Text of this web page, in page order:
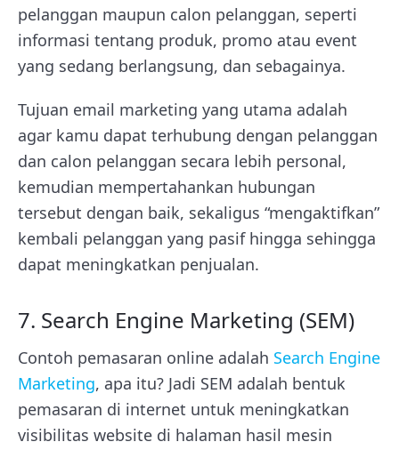
pelanggan maupun calon pelanggan, seperti
informasi tentang produk, promo atau event
yang sedang berlangsung, dan sebagainya.
Tujuan email marketing yang utama adalah
agar kamu dapat terhubung dengan pelanggan
dan calon pelanggan secara lebih personal,
kemudian mempertahankan hubungan
tersebut dengan baik, sekaligus “mengaktifkan”
kembali pelanggan yang pasif hingga sehingga
dapat meningkatkan penjualan.
7. Search Engine Marketing (SEM)
Contoh pemasaran online adalah Search Engine
Marketing, apa itu? Jadi SEM adalah bentuk
pemasaran di internet untuk meningkatkan
visibilitas website di halaman hasil mesin